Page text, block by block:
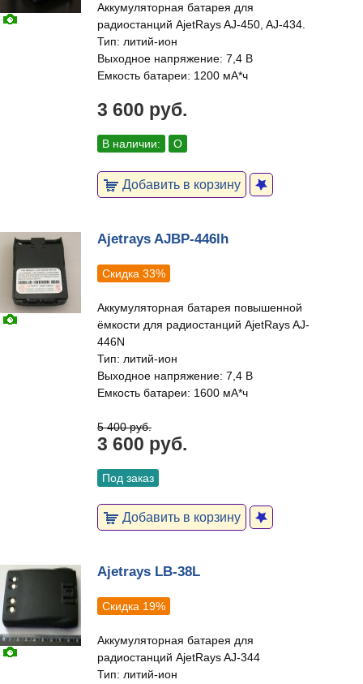
Аккумуляторная батарея для
радиостанций AjetRays AJ-450, AJ-434.
Тип: литий-ион
Выходное напряжение: 7,4 В
Емкость батареи: 1200 мА*ч
3 600 руб.
В наличии: О
Добавить в корзину
Ajetrays AJBP-446lh
Скидка 33%
Аккумуляторная батарея повышенной
ёмкости для радиостанций AjetRays AJ-
446N
Тип: литий-ион
Выходное напряжение: 7,4 В
Емкость батареи: 1600 мА*ч
5 400 руб.
3 600 руб.
Под заказ
Добавить в корзину
Ajetrays LB-38L
Скидка 19%
Аккумуляторная батарея для
радиостанций AjetRays AJ-344
Тип: литий-ион